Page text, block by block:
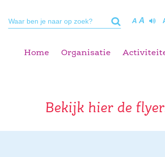
A A
Home Organisatie
Bekijk hier de